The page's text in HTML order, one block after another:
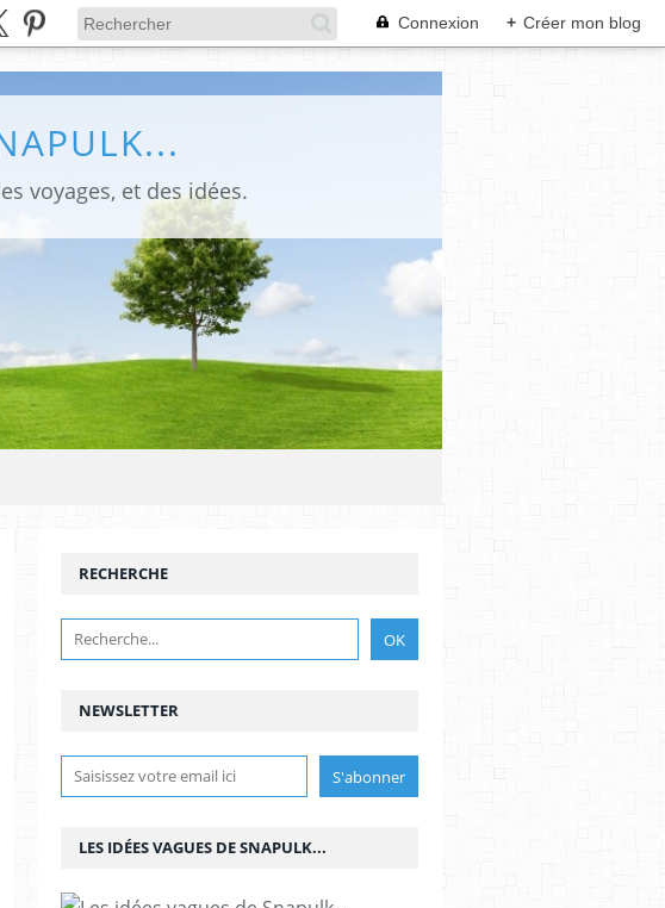
Connexion + Créer mon blog
voyages, et des idées.
NEWSLETTER
RECHERCHE
LES IDÉES VAGUES DE SNAPULK...